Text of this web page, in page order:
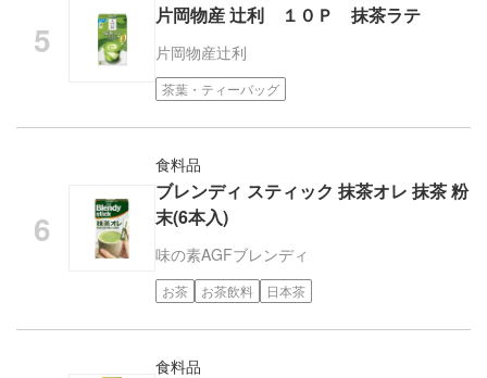
片岡物産 辻利 １０Ｐ 抹茶ラテ
片岡物産辻利
茶葉・ティーバッグ
食料品
ブレンディ スティック 抹茶オレ 抹茶 粉
末(6本入)
味の素AGFブレンディ
お茶 お茶飲料 日本茶
食料品